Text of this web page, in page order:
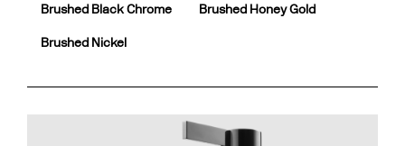
Brushed Black Chrome Brushed Honey Gold
Brushed Nickel